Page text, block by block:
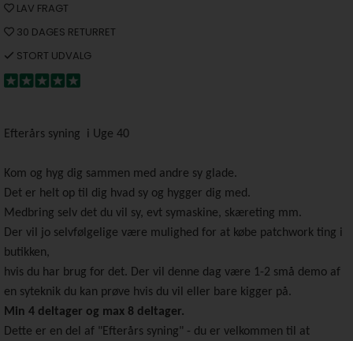
LAV FRAGT
30 DAGES RETURRET
STORT UDVALG
Efterårs syning i Uge 40
Kom og hyg dig sammen med andre sy glade.
Det er helt op til dig hvad sy og hygger dig med.
Medbring selv det du vil sy, evt symaskine, skæreting mm.
Der vil jo selvfølgelige være mulighed for at købe patchwork ting i
butikken,
hvis du har brug for det. Der vil denne dag være 1-2 små demo af
en syteknik du kan prøve hvis du vil eller bare kigger på.
Min 4 deltager og max 8 deltager.
Dette er en del af "Efterårs syning" - du er velkommen til at